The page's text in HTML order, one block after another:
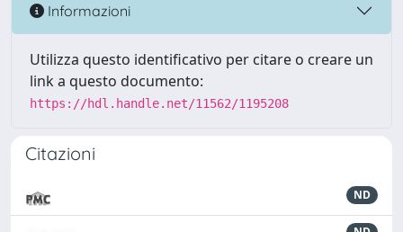
Informazioni
Utilizza questo identificativo per citare o creare un
link a questo documento:
https://hdl.handle.net/11562/1195208
Citazioni
ND